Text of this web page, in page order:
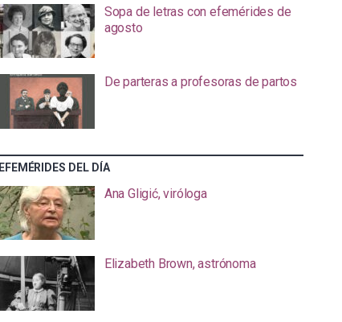
Sopa de letras con efemérides de
agosto
De parteras a profesoras de partos
EFEMÉRIDES DEL DÍA
Ana Gligić, viróloga
Elizabeth Brown, astrónoma